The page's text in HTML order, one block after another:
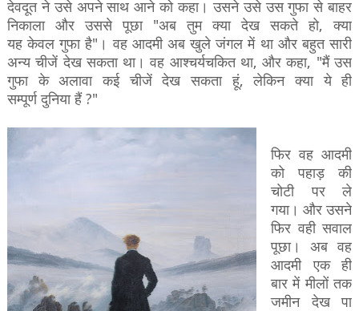
देवदूत ने उसे अपने साथ आने को कहा। उसने उसे उस गुफा से बाहर
निकाला
और उससे पूछा"अब तुम क्या देख सकते हो,क्या
यहकेवलगुफा है" । वह आदमी अब खुले जंगल में था और बहुत सारी
अन्य चीजें देख सकता था। वह आश्चर्यचकित था,और कहा, "मैं उस
गुफा
के अलावा कई चीजें देख सकता हूं,लेकिन क्या येही
सम्पूर्णदुनिया हैं?"
फिर वह आदमी
को
पहाड़
की
चोटी
पर
ले
गया। और उसने
फिर वही सवाल
पूछा।
अब वह
आदमी
एक
ही
बार में मीलों तक
जमीन
देख
पा